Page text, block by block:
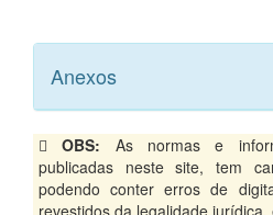
Anexos
OBS: As normas e
publicadas neste site, tem
podendo conter erros de
revestidos da legalidade